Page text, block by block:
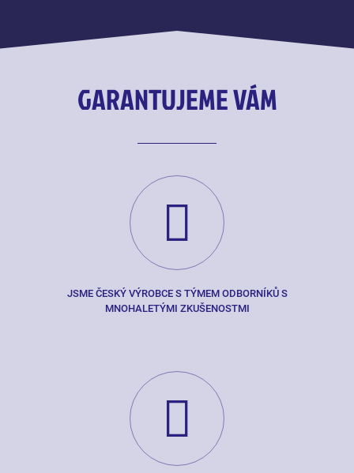
GARANTUJEME VÁM
JSME ČESKÝ VÝROBCE S TÝMEM ODBORNÍKŮ S
MNOHALETÝMI ZKUŠENOSTMI